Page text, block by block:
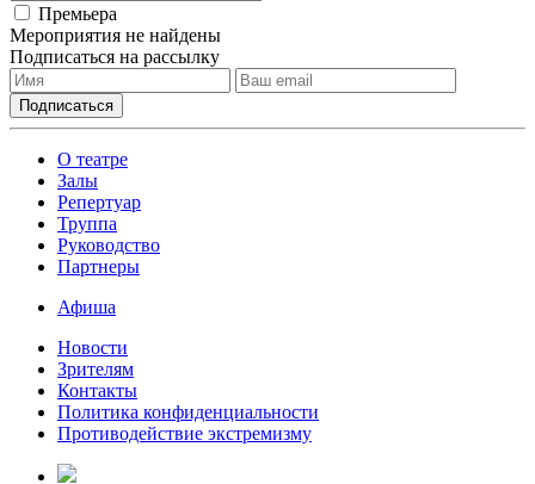
Премьера
Мероприятия не найдены
Подписаться на рассылку
О театре
Залы
Репертуар
Труппа
Руководство
Партнеры
Афиша
Новости
Зрителям
Контакты
Политика конфиденциальности
Противодействие экстремизму